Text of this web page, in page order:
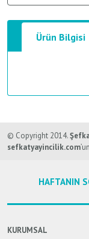
Ürün Bilgisi
Görüş ve
Ürün
Bu ürüne
© Copyright 2014.
sefkatyayincilik.com
HAFTANIN
KURUMSAL